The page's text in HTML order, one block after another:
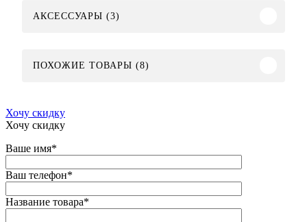
АКСЕССУАРЫ (3)
ПОХОЖИЕ ТОВАРЫ (8)
Хочу скидку
Хочу скидку
Ваше имя*
Ваш телефон*
Название товара*